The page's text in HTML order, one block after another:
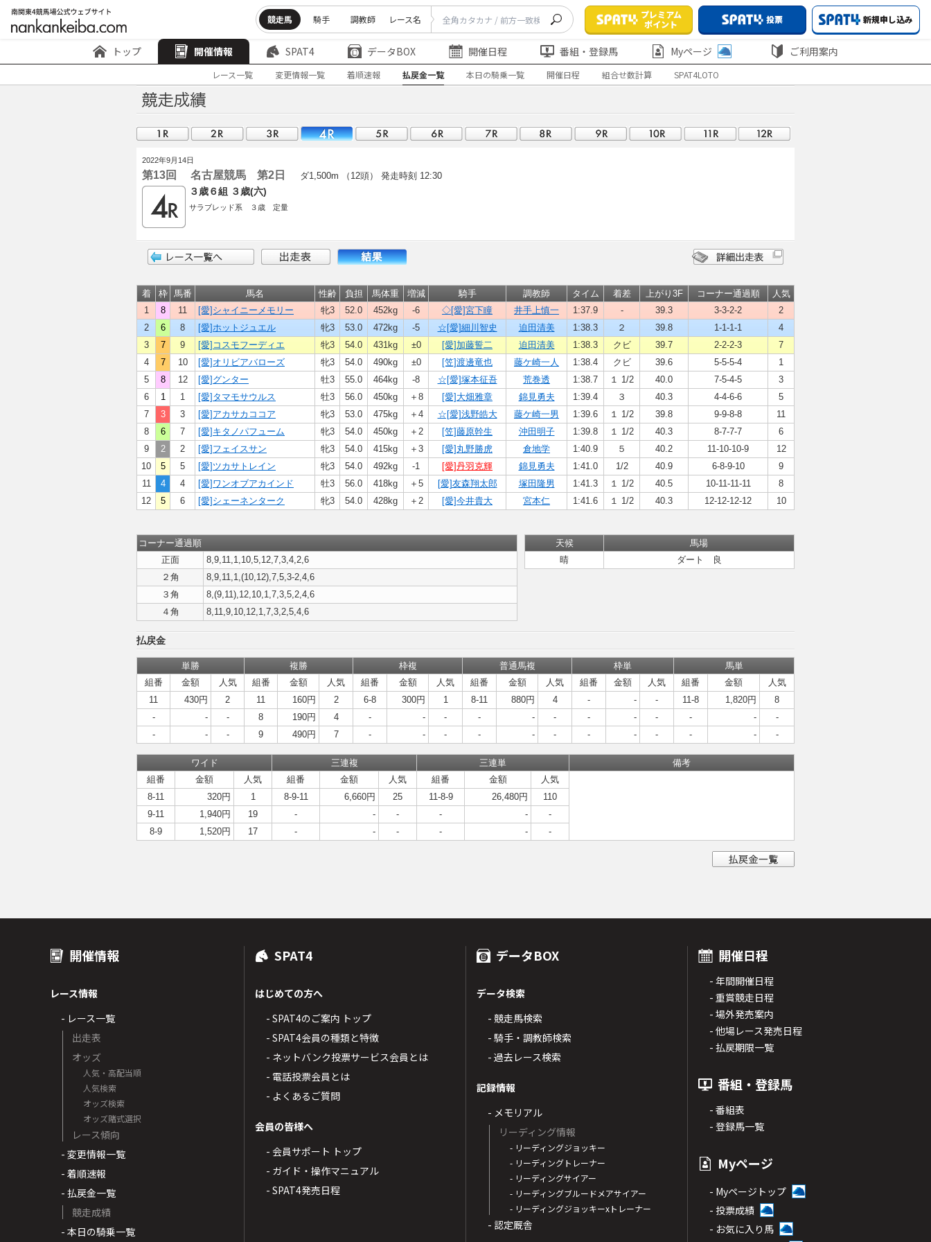
競走馬 騎手 調教師 レース名
プレミアム
ポイント
投票 新規申し込み
トップ 開催情報 SPAT4 データBOX 開催日程 番組・登録馬 Myページ ご利用案内
レース一覧 変更情報一覧 着順速報 払戻金一覧 本日の騎乗一覧 開催日程 組合せ数計算 SPAT4LOTO
2022年9月14日
第13回 名古屋競馬 第2日 ダ1,500m （12頭） 発走時刻 12:30
３歳６組 ３歳(六)
サラブレッド系 ３歳 定量
着 枠 馬番 馬名 性齢 負担 馬体重 増減 騎手 調教師 タイム 着差 上がり3F コーナー通過順
人気
1
8 11 [愛]シャイニーメモリー 牝3 52.0 452kg -6 ◇[愛]宮下瞳 井手上慎一 1:37.9 - 39.3 3-3-2-2
2
2
6 8 [愛]ホットジュエル 牝3 53.0 472kg -5 ☆[愛]細川智史 迫田清美 1:38.3 ２ 39.8 1-1-1-1
4
3
7 9 [愛]コスモフーディエ 牝3 54.0 431kg ±0 [愛]加藤誓二 迫田清美 1:38.3 クビ 39.7 2-2-2-3
7
4
7 10 [愛]オリビアバローズ 牝3 54.0 490kg ±0 [笠]渡邊竜也 藤ケ崎一人 1:38.4 クビ 39.6 5-5-5-4
1
5
8 12 [愛]グンター 牡3 55.0 464kg -8 ☆[愛]塚本征吾 荒巻透 1:38.7 １ 1/2 40.0 7-5-4-5
3
6
1 1 [愛]タマモサウルス 牡3 56.0 450kg ＋8 [愛]大畑雅章 錦見勇夫 1:39.4 ３ 40.3 4-4-6-6
5
7
3 3 [愛]アカサカココア 牝3 53.0 475kg ＋4 ☆[愛]浅野皓大 藤ケ崎一男 1:39.6 １ 1/2 39.8 9-9-8-8
11
8
6 7 [愛]キタノパフューム 牝3 54.0 450kg ＋2 [笠]藤原幹生 沖田明子 1:39.8 １ 1/2 40.3 8-7-7-7
6
9
2 2 [愛]フェイスサン 牝3 54.0 415kg ＋3 [愛]丸野勝虎 倉地学 1:40.9 ５ 40.2 11-10-10-9
12
10
5 5 [愛]ツカサトレイン 牝3 54.0 492kg -1 [愛]丹羽克輝 錦見勇夫 1:41.0 1/2 40.9 6-8-9-10
9
11
4 4 [愛]ワンオブアカインド 牡3 56.0 418kg ＋5 [愛]友森翔太郎 塚田隆男 1:41.3 １ 1/2 40.5 10-11-11-11
8
12
5 6 [愛]シェーネンターク 牝3 54.0 428kg ＋2 [愛]今井貴大 宮本仁 1:41.6 １ 1/2 40.3 12-12-12-12 10
コーナー通過順
正面
8,9,11,1,10,5,12,7,3,4,2,6
２角
8,9,11,1,(10,12),7,5,3-2,4,6
３角
8,(9,11),12,10,1,7,3,5,2,4,6
４角
8,11,9,10,12,1,7,3,2,5,4,6
天候
馬場
晴
ダート 良
払戻金
単勝 複勝 枠複 普通馬複 枠単
馬単
組番
金額 人気 組番 金額 人気 組番 金額 人気 組番 金額 人気 組番 金額 人気 組番 金額
人気
11
430円 2 11 160円 2 6-8 300円 1 8-11 880円 4 - - - 11-8 1,820円
8
-
- - 8 190円 4 - - - - - - - - - - -
-
-
- - 9 490円 7 - - - - - - - - - - - -
ワイド 三連複 三連単
備考
組番
金額 人気 組番 金額 人気 組番 金額
人気
8-11
320円 1 8-9-11 6,660円 25 11-8-9 26,480円
110
9-11
1,940円 19 - - - - -
-
8-9
1,520円 17 - - - - - -
開催情報
レース情報
- レース一覧
出走表
オッズ
人気・高配当順
人気検索
オッズ検索
オッズ賭式選択
レース傾向
- 変更情報一覧
- 着順速報
- 払戻金一覧
競走成績
- 本日の騎乗一覧
SPAT4
はじめての方へ
- SPAT4のご案内 トップ
- SPAT4会員の種類と特徴
- ネットバンク投票サービス会員とは
- 電話投票会員とは
- よくあるご質問
会員の皆様へ
- 会員サポート トップ
- ガイド・操作マニュアル
- SPAT4発売日程
データBOX
データ検索
- 競走馬検索
- 騎手・調教師検索
- 過去レース検索
記録情報
- メモリアル
リーディング情報
- リーディングジョッキー
- リーディングトレーナー
- リーディングサイアー
- リーディングブルードメアサイアー
- リーディングジョッキーxトレーナー
- 認定厩舎
開催日程
- 年間開催日程
- 重賞競走日程
- 場外発売案内
- 他場レース発売日程
- 払戻期限一覧
番組・登録馬
- 番組表
- 登録馬一覧
Myページ
- Myページトップ
- 投票成績
- お気に入り馬